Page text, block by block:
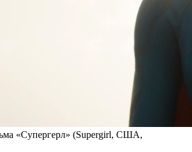
«Супергерл» (Supergirl, США,